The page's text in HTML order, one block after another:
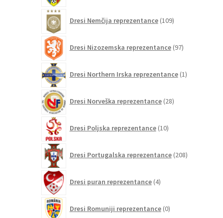
Dresi Nemčija reprezentance 109izdelkov
Dresi Nizozemska reprezentance 97izdelkov
Dresi Northern Irska reprezentance 1izdelek
Dresi Norveška reprezentance 28izdelkov
Dresi Poljska reprezentance 10izdelkov
Dresi Portugalska reprezentance 208izdelkov
Dresi puran reprezentance 4izdelki
Dresi Romuniji reprezentance 0izdelkov